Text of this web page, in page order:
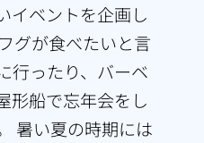
イベントを企画し
グが食べたいと言
行ったり、バーベ
形船で忘年会をし
暑い夏の時期には